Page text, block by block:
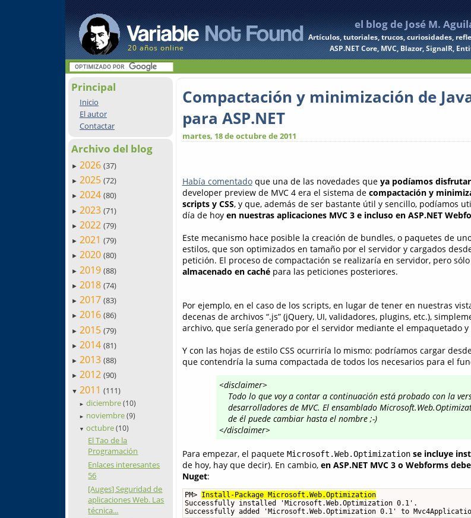
20 años online
el blog de José M.
Artículos, tutoriales, trucos, curiosidades,
ASP.NET Core, MVC, Blazor, SignalR,
Principal
Inicio
El autor
Contactar
Archivo del blog
► 2026 (37)
► 2025 (72)
► 2024 (80)
► 2023 (71)
► 2022 (79)
► 2021 (79)
► 2020 (80)
► 2019 (88)
► 2018 (74)
► 2017 (83)
► 2016 (86)
► 2015 (79)
► 2014 (81)
► 2013 (88)
► 2012 (90)
▼ 2011 (111)
► diciembre(10)
► noviembre(9)
▼ octubre(10)
El Tao de la
Programación
Enlaces interesantes
56
[Auges] Seguridad de
aplicaciones Web. Las
técnica...
Compactación y minimización de
para ASP.NET
martes, 18 de octubre de 2011
Había comentadoque una de las novedades que ya podíamos disfrutar
developer preview de MVC 4 era el sistema de compactación y
scripts y CSS, y que, además de ser bastante útil y sencillo, podíamos
día de hoy en nuestras aplicaciones MVC 3 e incluso en ASP.NET
Este mecanismo hace posible la creación de bundles, o paquetes de
estilos, que son optimizados en tamaño por el servidor y cargados
petición. El proceso de compactación se realizaría en servidor, pero
almacenado en cachépara las peticiones posteriores.
Por ejemplo, en el caso de los scripts, en lugar de tener en nuestras
decenas de archivos “.js” (jQuery, UI, validadores, plugins, etc.),
archivo, que sería generado por el servidor mediante el empaquetado
Y con las hojas de estilo CSS ocurriría lo mismo: podríamos cargar
que contendría la suma compactada de todos los necesarios para el
<disclaimer>
Todo lo que voy a contar a continuación está probado con la
desarrolladores de MVC. El ensamblado
de él puede cambiar hasta el nombre ;-)
</disclaimer>
Para empezar, el paquete Microsoft.Web.Optimization se incluye
de hoy, hay que decir). En cambio,en ASP.NET MVC 3 o Webforms
Nuget:
PM> Install-Package Microsoft.Web.Optimization
Successfully installed 'Microsoft.Web.Optimization 0.1'.
Successfully added 'Microsoft.Web.Optimization 0.1' to